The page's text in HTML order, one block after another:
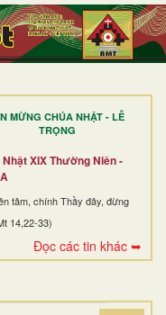
MỪNG CHÚA NHẬT - LỄ
TRỌNG
XIX Thường Niên -
tâm, chính Thầy đây, đừng
14,22-33)
Đọc các tin khác ➥